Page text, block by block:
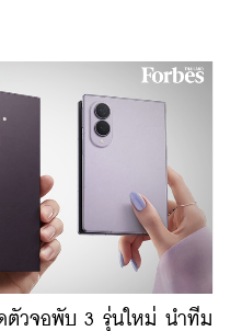
ตัวจอพับ 3 รุ่นใหม่ นำทีม